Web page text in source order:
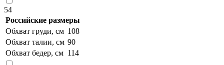
54
Российские размеры
Обхват груди, см 108
Обхват талии, см 90
Обхват бедер, см 114